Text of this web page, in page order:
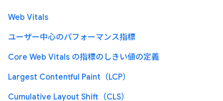
Web Vitals
ユーザー中心のパフォーマンス指標
Core Web Vitals の指標のしきい値の定義
Largest Contentful Paint（LCP）
Cumulative Layout Shift（CLS）